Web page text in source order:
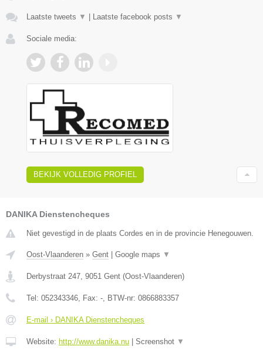
Laatste tweets ▼ | Laatste facebook posts ▼
Sociale media:
BEKIJK VOLLEDIG PROFIEL
DANIKA Dienstencheques
Niet gevestigd in de plaats Cordes en in de provincie Henegouwen.
Oost-Vlaanderen » Gent | Google maps ▼
Derbystraat 247 9051 Gent (Oost-Vlaanderen)
Tel: 052343346 , Fax: - , BTW-nr: 0866883357
E-mail › DANIKA Dienstencheques
Website: http://www.danika.nu | Screenshot ▼